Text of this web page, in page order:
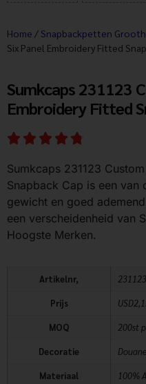
Home / Snapbackpetten
Six Panel Embroidery Fitted
Sumkcaps 231123
Embroidery Fitted
Sumkcaps 231123
Snapback Cap is een
gewicht en goed
een verscheidenheid van
Hoogste Merken.
Artikelnr, 231123
Prijs
MOQ 200st
Decoratie
Materiaal 100%